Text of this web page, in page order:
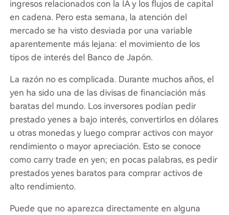
t* de la IA o las cripto, cuya narrativa fundament
al permanece. En cambio, está evaluando el au
mento del costo global del financiamiento y la r
educción de la tolerancia a pagar múltiplos de v
aloración elevados por crecimiento futuro. La cla
ve a observar después del anuncio del BoJ será l
a correlación: si un yen más fuerte coincide con l
a debilidad de activos de alta beta (tecnología,
cripto...
ingresos relacionados con la IA y los flujos de capital
en cadena. Pero esta semana, la atención del
mercado se ha visto desviada por una variable
aparentemente más lejana: el movimiento de los
tipos de interés del Banco de Japón.
La razón no es complicada. Durante muchos años, el
yen ha sido una de las divisas de financiación más
baratas del mundo. Los inversores podían pedir
prestado yenes a bajo interés, convertirlos en dólares
u otras monedas y luego comprar activos con mayor
rendimiento o mayor apreciación. Esto se conoce
como carry trade en yen; en pocas palabras, es pedir
prestados yenes baratos para comprar activos de
alto rendimiento.
Puede que no aparezca directamente en alguna